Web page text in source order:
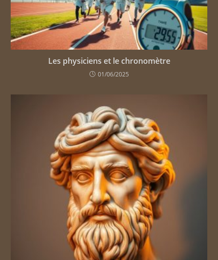
Les physiciens et le chronomètre
01/06/2025